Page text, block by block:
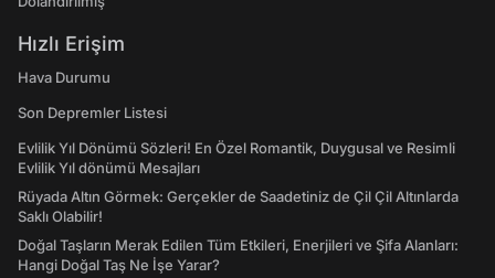
Hızlı Erişim
Hava Durumu
Son Depremler Listesi
Evlilik Yıl Dönümü Sözleri! En Özel Romantik, Duygusal ve Resimli
Evlilik Yıl dönümü Mesajları
Rüyada Altın Görmek: Gerçekler de Saadetiniz de Çil Çil Altınlarda
Saklı Olabilir!
Doğal Taşların Merak Edilen Tüm Etkileri, Enerjileri ve Şifa Alanları:
Hangi Doğal Taş Ne İşe Yarar?